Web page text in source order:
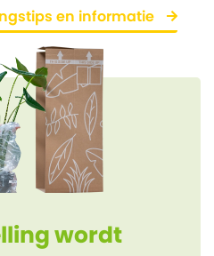
en informatie
wordt